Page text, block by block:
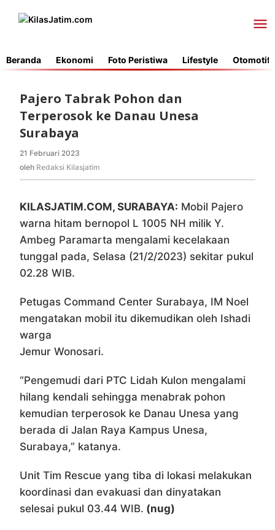
Beranda Ekonomi Foto Peristiwa Lifestyle Otomotif
Pajero Tabrak Pohon dan
Terperosok ke Danau Unesa
Surabaya
21 Februari 2023
Redaksi
oleh Redaksi Kilasjatim
KILASJATIM.COM, SURABAYA: Mobil Pajero
warna hitam bernopol L 1005 NH milik Y.
Ambeg Paramarta mengalami kecelakaan
tunggal pada, Selasa (21/2/2023) sekitar pukul
02.28 WIB.
Petugas Command Center Surabaya, IM Noel
mengatakan mobil itu dikemudikan oleh Ishadi
warga
Jemur Wonosari.
“Pengemudi dari PTC Lidah Kulon mengalami
hilang kendali sehingga menabrak pohon
kemudian terperosok ke Danau Unesa yang
berada di Jalan Raya Kampus Unesa,
Surabaya,” katanya.
Unit Tim Rescue yang tiba di lokasi melakukan
koordinasi dan evakuasi dan dinyatakan
selesai pukul 03.44 WIB. (nug)